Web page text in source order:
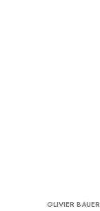
OLIVIER BAUER